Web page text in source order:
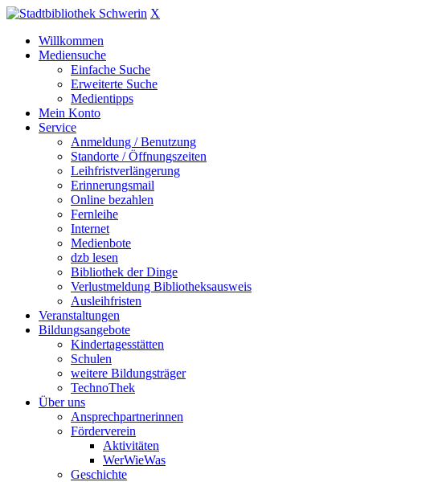
X
Willkommen
Mediensuche
Einfache Suche
Erweiterte Suche
Medientipps
Mein Konto
Service
Anmeldung / Benutzung
Standorte / Öffnungszeiten
Leihfristverlängerung
Erinnerungsmail
Online bezahlen
Fernleihe
Internet
Medienbote
dzb lesen
Bibliothek der Dinge
Verlustmeldung Bibliotheksausweis
Ausleihfristen
Veranstaltungen
Bildungsangebote
Kindertagesstätten
Schulen
weitere Bildungsträger
TechnoThek
Über uns
Ansprechpartnerinnen
Förderverein
Aktivitäten
WerWieWas
Geschichte